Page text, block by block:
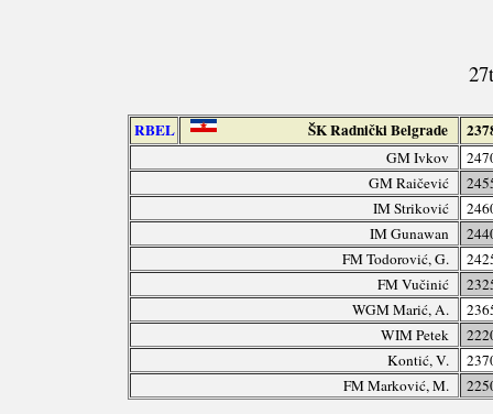
RBEL ŠK Radnički Belgrade
GM Ivkov
GM Raičević
IM Striković
IM Gunawan
FM Todorović, G.
FM Vučinić
WGM Marić, A.
WIM Petek
Kontić, V.
FM Marković, M.